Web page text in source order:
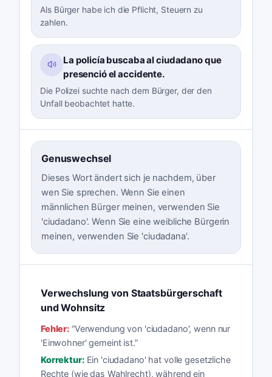
Als Bürger habe ich die Pflicht, Steuern zu
zahlen.
La policía buscaba al ciudadano que
presenció el accidente.
Die Polizei suchte nach dem Bürger, der den
Unfall beobachtet hatte.
Genuswechsel
Dieses Wort ändert sich je nachdem, über
wen Sie sprechen. Wenn Sie einen
männlichen Bürger meinen, verwenden Sie
'ciudadano'. Wenn Sie eine weibliche Bürgerin
meinen, verwenden Sie 'ciudadana'.
Verwechslung von Staatsbürgerschaft
und Wohnsitz
Fehler: “Verwendung von 'ciudadano', wenn nur
'Einwohner' gemeint ist.”
Korrektur: Ein 'ciudadano' hat volle gesetzliche
Rechte (wie das Wahlrecht), während ein